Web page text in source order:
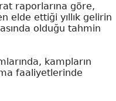
raporlarına göre,
elde ettiği yıllık gelirin
olduğu tahmin
kampların
faaliyetlerinde